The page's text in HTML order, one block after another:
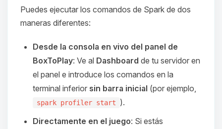
Puedes ejecutar los comandos de Spark de dos
maneras diferentes:
Desde la consola en vivo del panel de
BoxToPlay: Ve al Dashboard de tu servidor en
el panel e introduce los comandos en la
terminal inferior sin barra inicial (por ejemplo,
spark profiler start
).
Directamente en el juego: Si estás